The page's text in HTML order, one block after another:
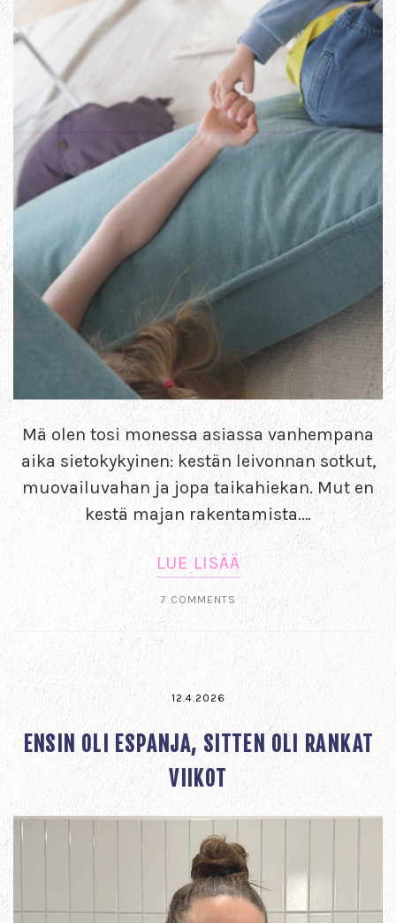
Mä olen tosi monessa asiassa vanhempana
aika sietokykyinen: kestän leivonnan sotkut,
muovailuvahan ja jopa taikahiekan. Mut en
kestä majan rakentamista.…
LUE LISÄÄ
7 COMMENTS
12.4.2026
ENSIN OLI ESPANJA, SITTEN OLI RANKAT
VIIKOT